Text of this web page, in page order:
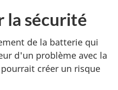
la sécurité
de la batterie qui
d'un problème avec la
créer un risque